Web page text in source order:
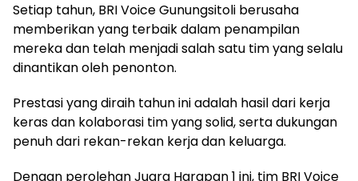
Setiap tahun, BRI Voice Gunungsitoli berusaha
memberikan yang terbaik dalam penampilan
mereka dan telah menjadi salah satu tim yang selalu
dinantikan oleh penonton.
Prestasi yang diraih tahun ini adalah hasil dari kerja
keras dan kolaborasi tim yang solid, serta dukungan
penuh dari rekan-rekan kerja dan keluarga.
Dengan perolehan Juara Harapan 1 ini, tim BRI Voice